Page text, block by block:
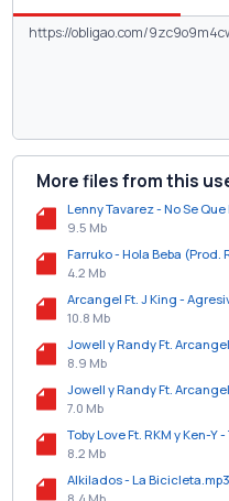
More files from this
Lenny Tavarez - No Se Que
9.5 Mb
Farruko - Hola Beba (Prod.
4.2 Mb
Arcangel Ft. J King -
10.8 Mb
Jowell y Randy Ft.
8.9 Mb
7.0 Mb
Toby Love Ft. RKM y Ken-
8.2 Mb
Alkilados - La Bicicleta.mp3